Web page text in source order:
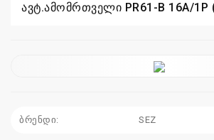
ავტ.ამომრთველი PR61-B 16A/1P
ბრენდი: SEZ